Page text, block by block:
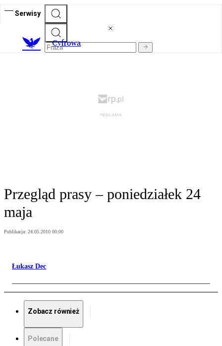
Serwisy
Cyfrowa
Przegląd prasy – poniedziałek 24
maja
Publikacja: 24.05.2010 00:00
Łukasz Dec
Zobacz również
Polecane